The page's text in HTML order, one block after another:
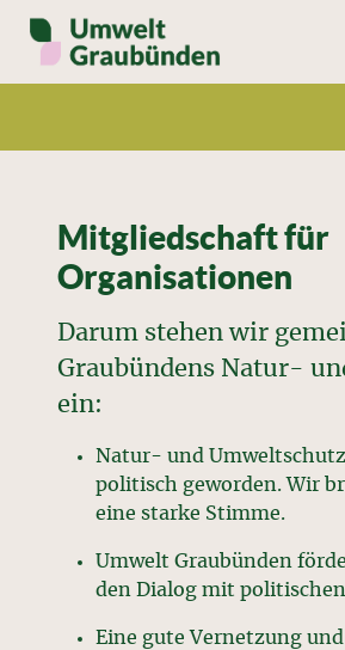
Mitgliedschaft für
Organisationen
Darum stehen wir
Graubündens Natur-
ein:
Natur- und
politisch geworden. Wir
eine starke Stimme.
Umwelt Graubünden
den Dialog mit
Eine gute Vernetzung